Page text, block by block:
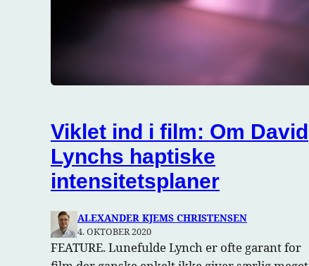
Viklet ind i film: Om David
Lynchs haptiske
intensitetsplaner
ALEXANDER KJEMS CHRISTENSEN
4. OKTOBER 2020
FEATURE. Lunefulde Lynch er ofte garant for